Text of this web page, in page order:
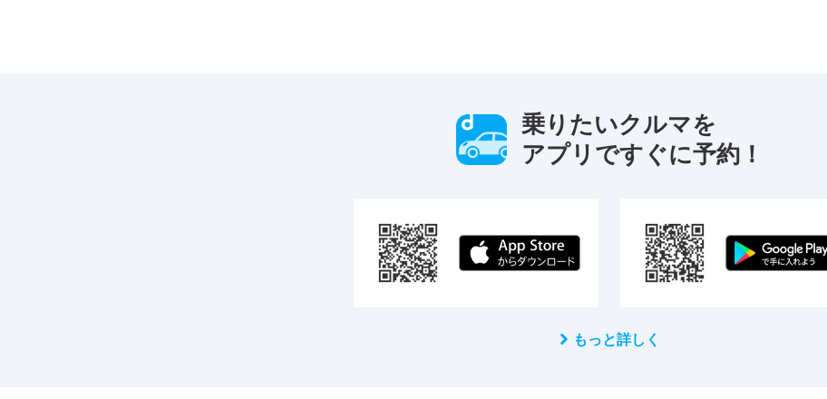
乗りたいクルマを
アプリですぐに予約！
もっと詳しく